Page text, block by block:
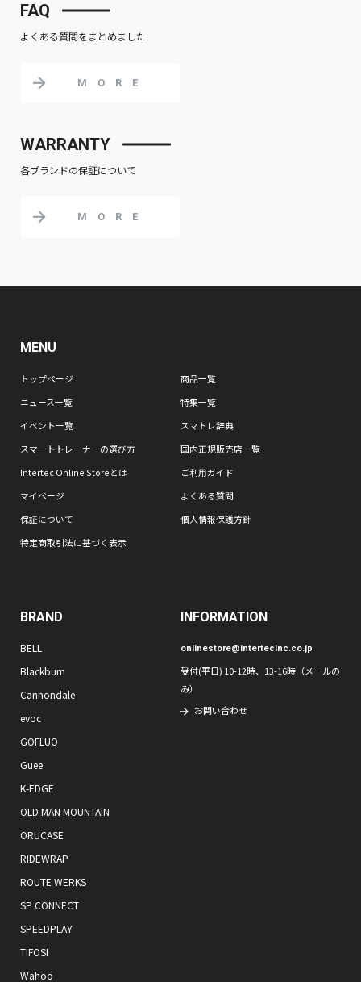
FAQ
よくある質問をまとめました
MORE
WARRANTY
各ブランドの保証について
MORE
MENU
トップページ
商品一覧
ニュース一覧
特集一覧
イベント一覧
スマトレ辞典
スマートトレーナーの選び方
国内正規販売店一覧
Intertec Online Storeとは
ご利用ガイド
マイページ
よくある質問
保証について
個人情報保護方針
特定商取引法に基づく表示
BRAND
BELL
Blackburn
Cannondale
evoc
GOFLUO
Guee
K-EDGE
OLD MAN MOUNTAIN
ORUCASE
RIDEWRAP
ROUTE WERKS
SP CONNECT
SPEEDPLAY
TIFOSI
Wahoo
INFORMATION
onlinestore@intertecinc.co.jp
受付(平日) 10-12時、13-16時（メールの
み）
お問い合わせ